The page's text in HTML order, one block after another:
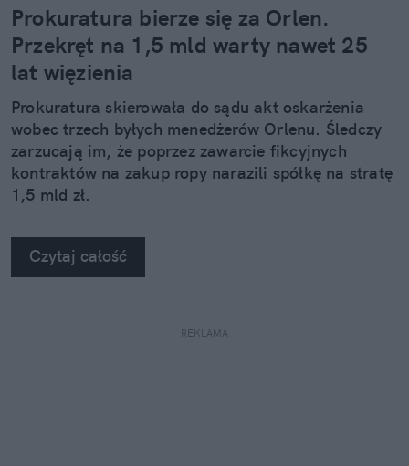
Prokuratura bierze się za Orlen.
Przekręt na 1,5 mld warty nawet 25
lat więzienia
Prokuratura skierowała do sądu akt oskarżenia
wobec trzech byłych menedżerów Orlenu. Śledczy
zarzucają im, że poprzez zawarcie fikcyjnych
kontraktów na zakup ropy narazili spółkę na stratę
1,5 mld zł.
Czytaj całość
REKLAMA